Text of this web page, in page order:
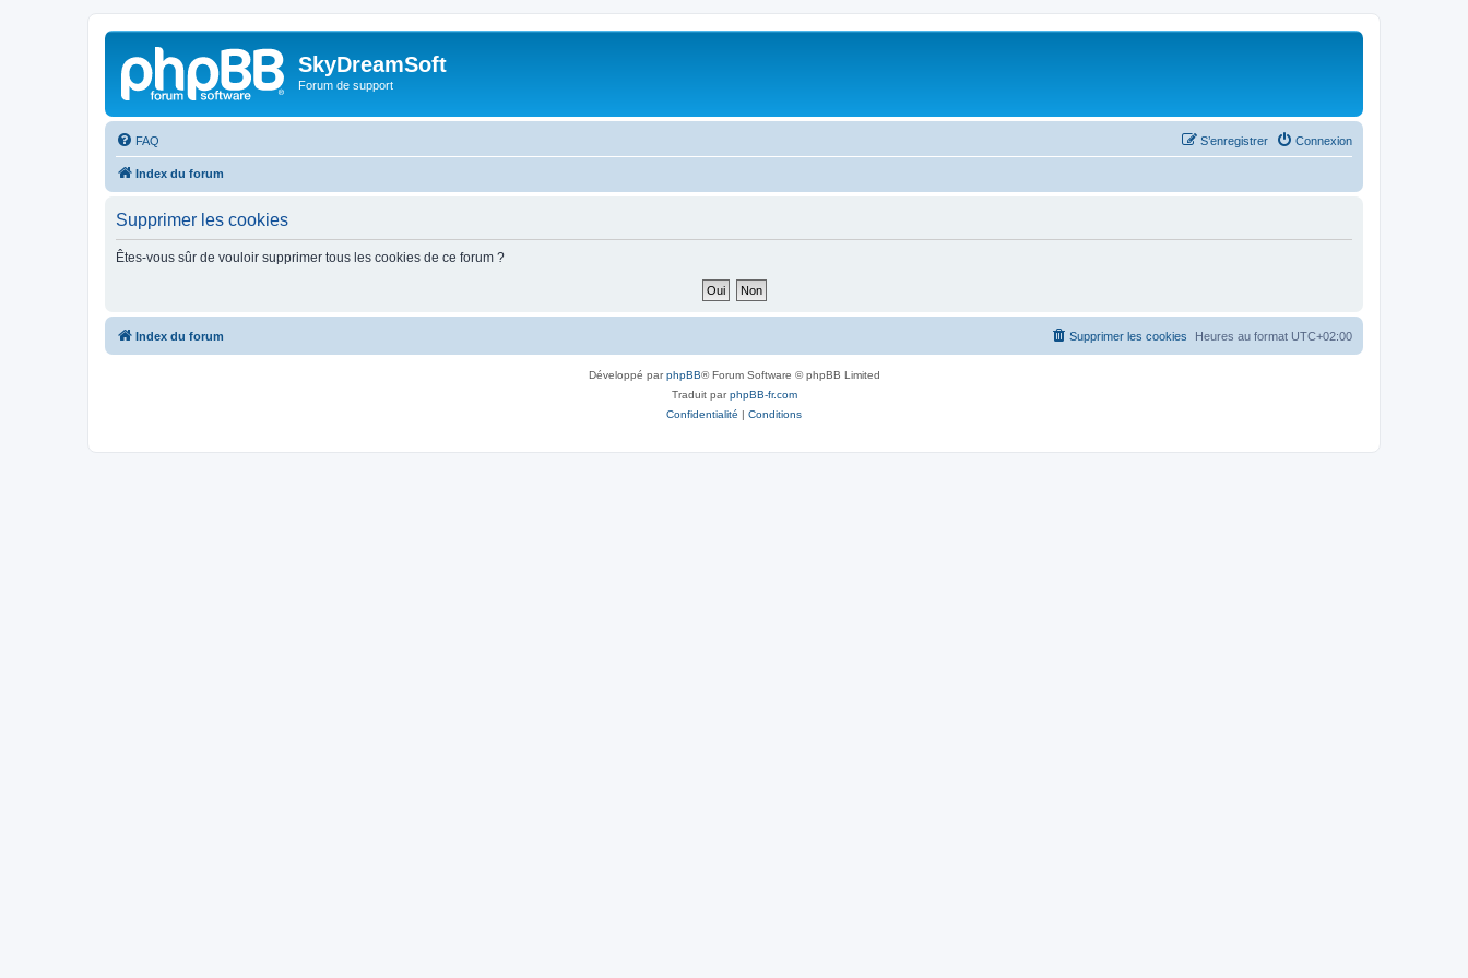
SkyDreamSoft
Forum de support
FAQ Connexion
S’enregistrer
Index du forum
Supprimer les cookies
Êtes-vous sûr de vouloir supprimer tous les cookies de ce forum ?
Index du forum Heures au format UTC+02:00
Supprimer les cookies
Développé parphpBB® Forum Software © phpBB Limited
Traduit parphpBB-fr.com
Confidentialité | Conditions